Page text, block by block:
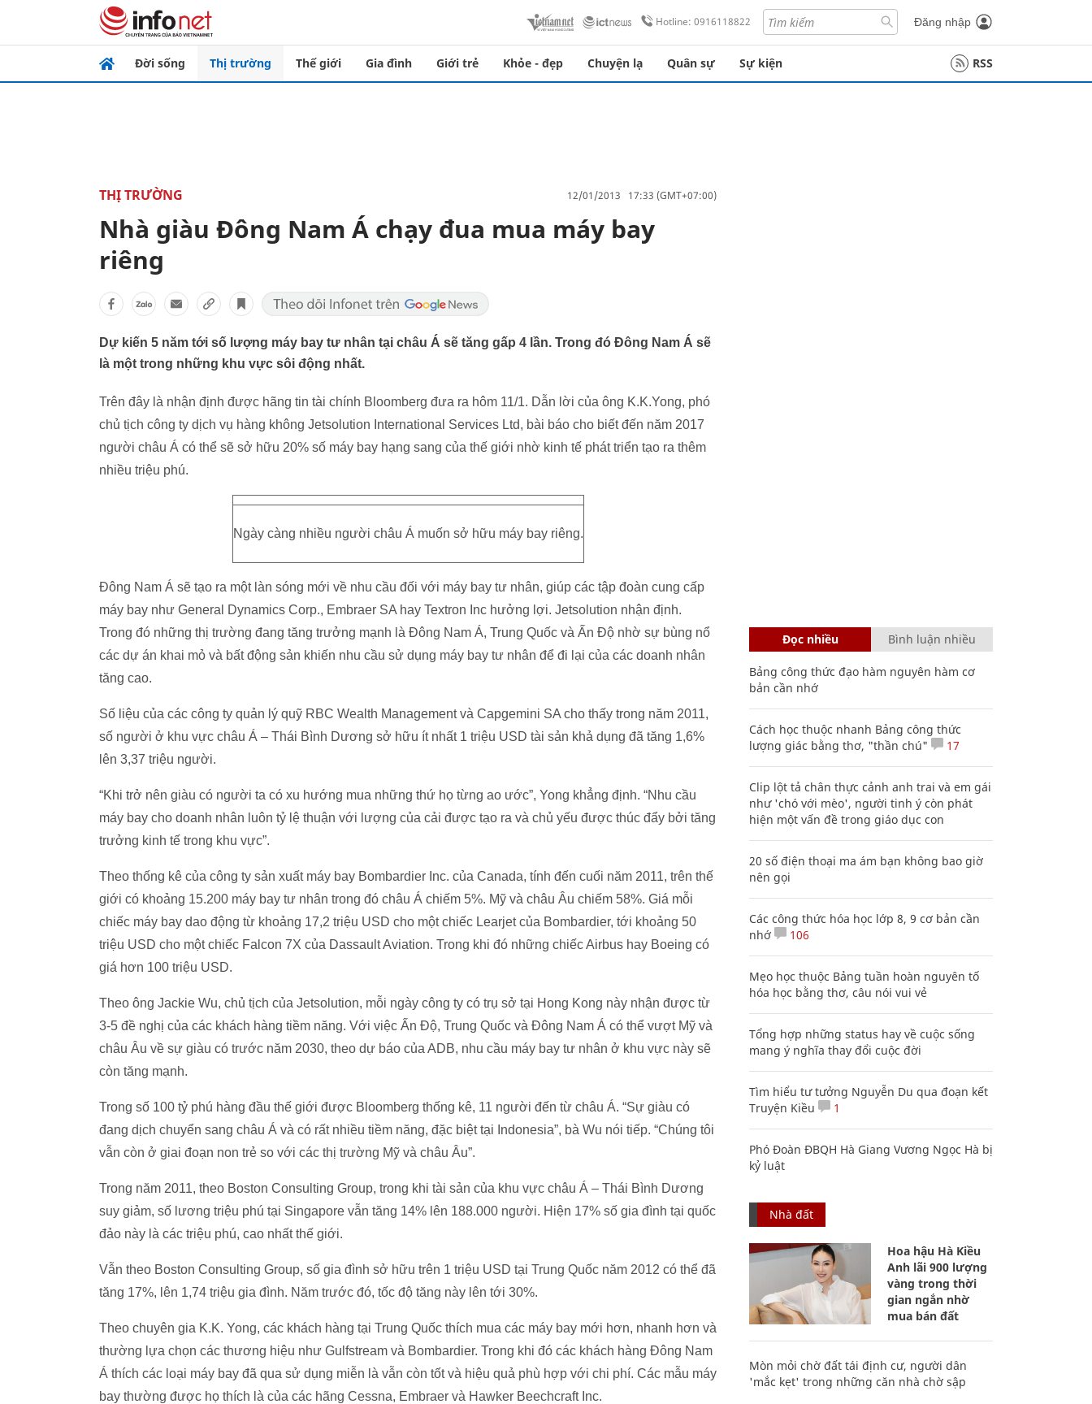
Hotline: 0916118822 Đăng nhập
Đời sống Thị trường Thế giới Gia đình Giới trẻ Khỏe - đẹp Chuyện lạ Quân sự Sự kiện RSS
THỊ TRƯỜNG 12/01/2013 17:33 (GMT+07:00)
Nhà giàu Đông Nam Á chạy đua mua máy bay
riêng
Dự kiến 5 năm tới số lượng máy bay tư nhân tại châu Á sẽ tăng gấp 4 lần. Trong đó Đông Nam Á sẽ
là một trong những khu vực sôi động nhất.
Trên đây là nhận định được hãng tin tài chính Bloomberg đưa ra hôm 11/1. Dẫn lời của ông K.K.Yong, phó
chủ tịch công ty dịch vụ hàng không Jetsolution International Services Ltd, bài báo cho biết đến năm 2017
người châu Á có thể sẽ sở hữu 20% số máy bay hạng sang của thế giới nhờ kinh tế phát triển tạo ra thêm
nhiều triệu phú.
Ngày càng nhiều người châu Á muốn sở hữu máy bay riêng.
Đông Nam Á sẽ tạo ra một làn sóng mới về nhu cầu đối với máy bay tư nhân, giúp các tập đoàn cung cấp
máy bay như General Dynamics Corp., Embraer SA hay Textron Inc hưởng lợi. Jetsolution nhận định.
Trong đó những thị trường đang tăng trưởng mạnh là Đông Nam Á, Trung Quốc và Ấn Độ nhờ sự bùng nổ
các dự án khai mỏ và bất động sản khiến nhu cầu sử dụng máy bay tư nhân để đi lại của các doanh nhân
tăng cao.
Số liệu của các công ty quản lý quỹ RBC Wealth Management và Capgemini SA cho thấy trong năm 2011,
số người ở khu vực châu Á – Thái Bình Dương sở hữu ít nhất 1 triệu USD tài sản khả dụng đã tăng 1,6%
lên 3,37 triệu người.
“Khi trở nên giàu có người ta có xu hướng mua những thứ họ từng ao ước”, Yong khẳng định. “Nhu cầu
máy bay cho doanh nhân luôn tỷ lệ thuận với lượng của cải được tạo ra và chủ yếu được thúc đẩy bởi tăng
trưởng kinh tế trong khu vực”.
Theo thống kê của công ty sản xuất máy bay Bombardier Inc. của Canada, tính đến cuối năm 2011, trên thế
giới có khoảng 15.200 máy bay tư nhân trong đó châu Á chiếm 5%. Mỹ và châu Âu chiếm 58%. Giá mỗi
chiếc máy bay dao động từ khoảng 17,2 triệu USD cho một chiếc Learjet của Bombardier, tới khoảng 50
triệu USD cho một chiếc Falcon 7X của Dassault Aviation. Trong khi đó những chiếc Airbus hay Boeing có
giá hơn 100 triệu USD.
Theo ông Jackie Wu, chủ tịch của Jetsolution, mỗi ngày công ty có trụ sở tại Hong Kong này nhận được từ
3-5 đề nghị của các khách hàng tiềm năng. Với việc Ấn Độ, Trung Quốc và Đông Nam Á có thể vượt Mỹ và
châu Âu về sự giàu có trước năm 2030, theo dự báo của ADB, nhu cầu máy bay tư nhân ở khu vực này sẽ
còn tăng mạnh.
Trong số 100 tỷ phú hàng đầu thế giới được Bloomberg thống kê, 11 người đến từ châu Á. “Sự giàu có
đang dịch chuyển sang châu Á và có rất nhiều tiềm năng, đặc biệt tại Indonesia”, bà Wu nói tiếp. “Chúng tôi
vẫn còn ở giai đoạn non trẻ so với các thị trường Mỹ và châu Âu”.
Trong năm 2011, theo Boston Consulting Group, trong khi tài sản của khu vực châu Á – Thái Bình Dương
suy giảm, số lương triệu phú tại Singapore vẫn tăng 14% lên 188.000 người. Hiện 17% số gia đình tại quốc
đảo này là các triệu phú, cao nhất thế giới.
Vẫn theo Boston Consulting Group, số gia đình sở hữu trên 1 triệu USD tại Trung Quốc năm 2012 có thể đã
tăng 17%, lên 1,74 triệu gia đình. Năm trước đó, tốc độ tăng này lên tới 30%.
Theo chuyên gia K.K. Yong, các khách hàng tại Trung Quốc thích mua các máy bay mới hơn, nhanh hơn và
thường lựa chọn các thương hiệu như Gulfstream và Bombardier. Trong khi đó các khách hàng Đông Nam
Á thích các loại máy bay đã qua sử dụng miễn là vẫn còn tốt và hiệu quả phù hợp với chi phí. Các mẫu máy
bay thường được họ thích là của các hãng Cessna, Embraer và Hawker Beechcraft Inc.
Đọc nhiều Bình luận nhiều
Bảng công thức đạo hàm nguyên hàm cơ
bản cần nhớ
Cách học thuộc nhanh Bảng công thức
lượng giác bằng thơ, "thần chú"
17
Clip lột tả chân thực cảnh anh trai và em gái
như 'chó với mèo', người tinh ý còn phát
hiện một vấn đề trong giáo dục con
20 số điện thoại ma ám bạn không bao giờ
nên gọi
Các công thức hóa học lớp 8, 9 cơ bản cần
nhớ
106
Mẹo học thuộc Bảng tuần hoàn nguyên tố
hóa học bằng thơ, câu nói vui vẻ
Tổng hợp những status hay về cuộc sống
mang ý nghĩa thay đổi cuộc đời
Tìm hiểu tư tưởng Nguyễn Du qua đoạn kết
Truyện Kiều
1
Phó Đoàn ĐBQH Hà Giang Vương Ngọc Hà bị
kỷ luật
Nhà đất
Hoa hậu Hà Kiều
Anh lãi 900 lượng
vàng trong thời
gian ngắn nhờ
mua bán đất
Mòn mỏi chờ đất tái định cư, người dân
'mắc kẹt' trong những căn nhà chờ sập